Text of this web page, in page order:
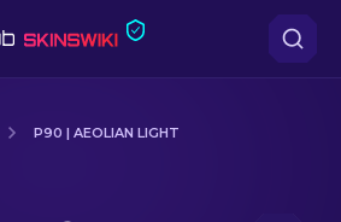
P90 | AEOLIAN LIGHT